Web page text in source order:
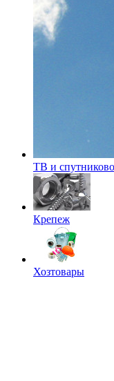
ТВ и
Крепеж
Хозтовары